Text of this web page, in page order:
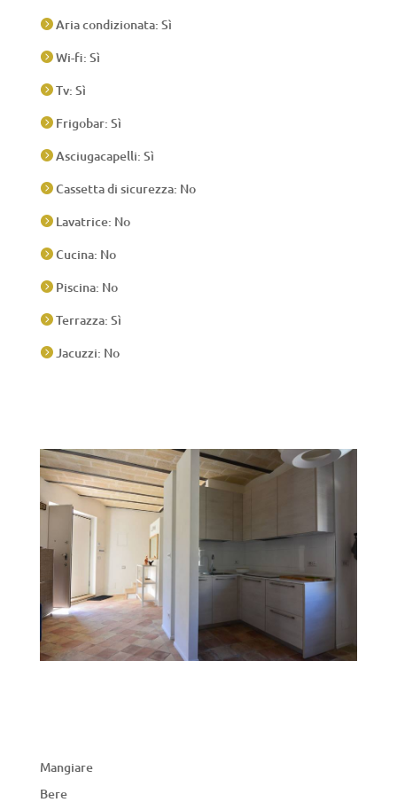
Aria condizionata: Sì
Wi-fi: Sì
Tv: Sì
Frigobar: Sì
Asciugacapelli: Sì
Cassetta di sicurezza: No
Lavatrice: No
Cucina: No
Piscina: No
Terrazza: Sì
Jacuzzi: No
Mangiare
Bere